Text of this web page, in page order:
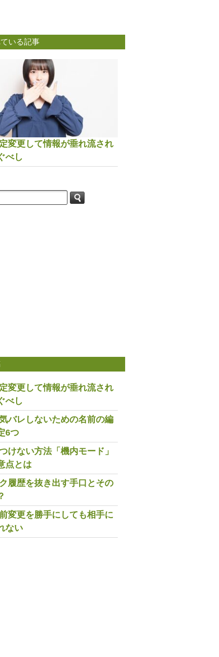
いる記事
変更して情報が垂れ流され
べし
変更して情報が垂れ流され
べし
バレしないための名前の編
6つ
けない方法「機内モード」
点とは
履歴を抜き出す手口とその
変更を勝手にしても相手に
ない